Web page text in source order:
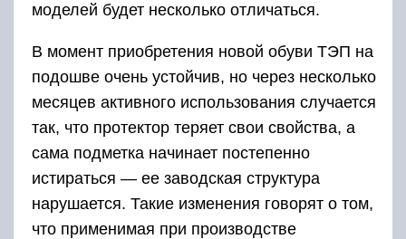
моделей будет несколько отличаться.
В момент приобретения новой обуви ТЭП на
подошве очень устойчив, но через несколько
месяцев активного использования случается
так, что протектор теряет свои свойства, а
сама подметка начинает постепенно
истираться — ее заводская структура
нарушается. Такие изменения говорят о том,
что применимая при производстве